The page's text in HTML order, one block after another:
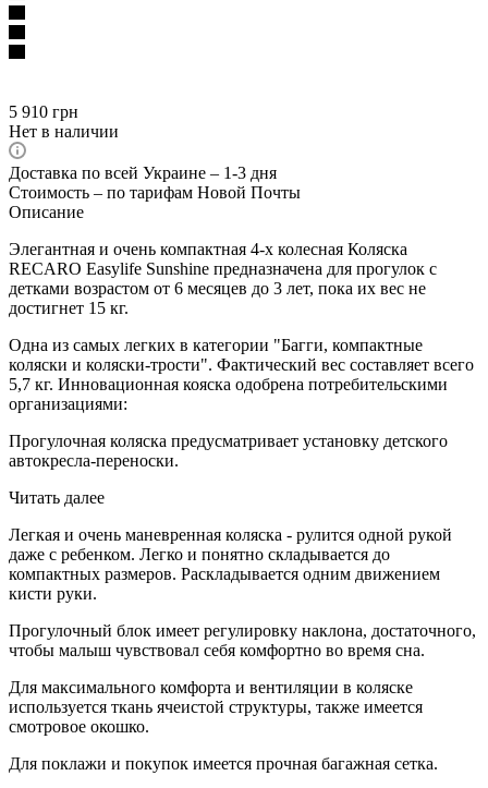
5 910 грн
Нет в наличии
Доставка по всей Украине – 1-3 дня
Стоимость – по тарифам Новой Почты
Описание
Элегантная и очень компактная 4-х колесная Коляска
RECARO Easylife Sunshine предназначена для прогулок с
детками возрастом от 6 месяцев до 3 лет, пока их вес не
достигнет 15 кг.
Одна из самых легких в категории "Багги, компактные
коляски и коляски-трости". Фактический вес составляет всего
5,7 кг. Инновационная кояска одобрена потребительскими
организациями:
Прогулочная коляска предусматривает установку детского
автокресла-переноски.
Читать далее
Легкая и очень маневренная коляска - рулится одной рукой
даже с ребенком. Легко и понятно складывается до
компактных размеров. Раскладывается одним движением
кисти руки.
Прогулочный блок имеет регулировку наклона, достаточного,
чтобы малыш чувствовал себя комфортно во время сна.
Для максимального комфорта и вентиляции в коляске
используется ткань ячеистой структуры, также имеется
смотровое окошко.
Для поклажи и покупок имеется прочная багажная сетка.